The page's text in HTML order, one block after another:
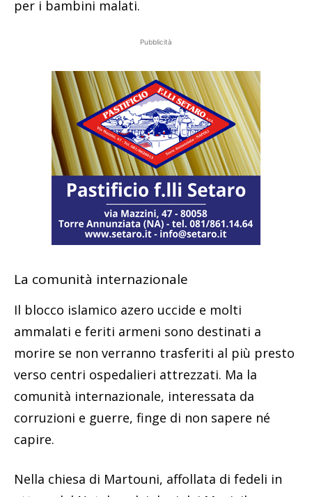
per i bambini malati.
Pubblicità
La comunità internazionale
Il blocco islamico azero uccide e molti
ammalati e feriti armeni sono destinati a
morire se non verranno trasferiti al più presto
verso centri ospedalieri attrezzati. Ma la
comunità internazionale, interessata da
corruzioni e guerre, finge di non sapere né
capire.
Nella chiesa di Martouni, affollata di fedeli in